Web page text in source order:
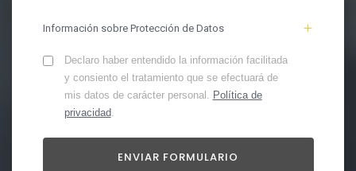
Información sobre Protección de Datos
Declaro haber entendido la información facilitada
y consiento el tratamiento que se efectuará de
mis datos de carácter personal. Política de
privacidad.